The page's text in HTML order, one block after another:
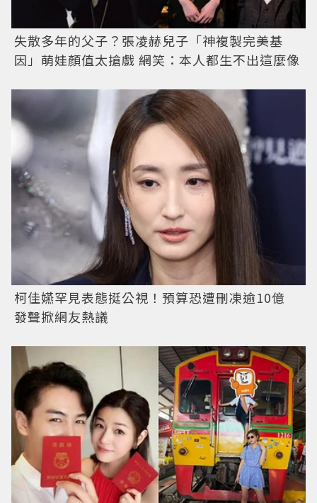
失散多年的父子？張凌赫兒子「神複製完美基
因」萌娃顏值太搶戲 網笑：本人都生不出這麼像
柯佳嬿罕見表態挺公視！預算恐遭刪凍逾10億
發聲掀網友熱議